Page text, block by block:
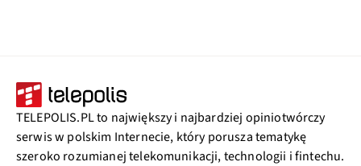
TELEPOLIS.PL to największy i najbardziej opiniotwórczy
serwis w polskim Internecie, który porusza tematykę
szeroko rozumianej telekomunikacji, technologii i fintechu.